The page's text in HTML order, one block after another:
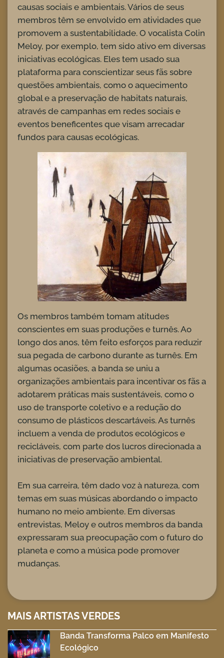
MAIS ARTISTAS VERDES
Banda Transforma Palco em Manifesto
Ecológico
causas sociais e ambientais. Vários de seus
membros têm se envolvido em atividades que
promovem a sustentabilidade. O vocalista Colin
Meloy, por exemplo, tem sido ativo em diversas
iniciativas ecológicas. Eles tem usado sua
plataforma para conscientizar seus fãs sobre
questões ambientais, como o aquecimento
global e a preservação de habitats naturais,
através de campanhas em redes sociais e
eventos beneficentes que visam arrecadar
fundos para causas ecológicas.
Os membros também tomam atitudes
conscientes em suas produções e turnês. Ao
longo dos anos, têm feito esforços para reduzir
sua pegada de carbono durante as turnês. Em
algumas ocasiões, a banda se uniu a
organizações ambientais para incentivar os fãs a
adotarem práticas mais sustentáveis, como o
uso de transporte coletivo e a redução do
consumo de plásticos descartáveis. As turnês
incluem a venda de produtos ecológicos e
recicláveis, com parte dos lucros direcionada a
iniciativas de preservação ambiental.
Em sua carreira, têm dado voz à natureza, com
temas em suas músicas abordando o impacto
humano no meio ambiente. Em diversas
entrevistas, Meloy e outros membros da banda
expressaram sua preocupação com o futuro do
planeta e como a música pode promover
mudanças.